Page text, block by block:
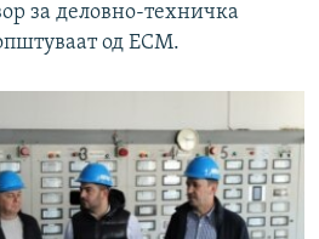
за деловно-техничка
од ЕСМ.